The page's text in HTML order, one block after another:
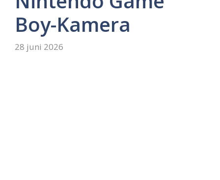
Boy-Kamera
28 juni 2026